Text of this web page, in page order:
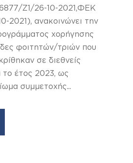
Ζ1/26-10-2021,ΦΕΚ
2021), ανακοινώνει την
χορήγησης
φοιτητών/τριών που
σε διεθνείς
το έτος 2023, ως
συμμετοχής...